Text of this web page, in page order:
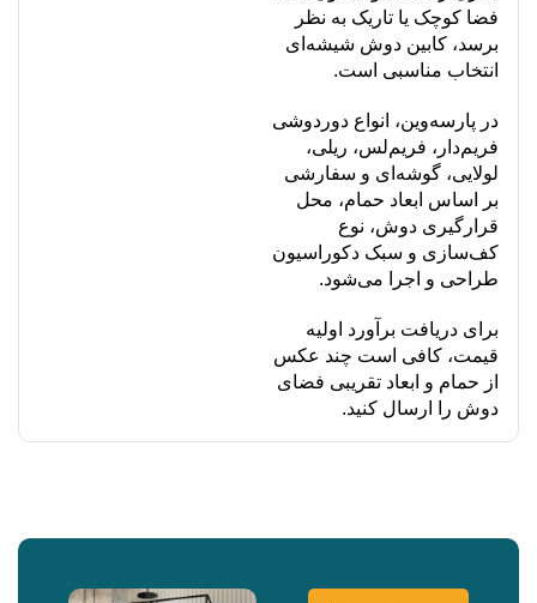
فضا کوچک یا تاریک به نظر
برسد، کابین دوش شیشه‌ای
انتخاب مناسبی است.
در پارسه‌وین، انواع دوردوشی
فریم‌دار، فریم‌لس، ریلی،
لولایی، گوشه‌ای و سفارشی
بر اساس ابعاد حمام، محل
قرارگیری دوش، نوع
کف‌سازی و سبک دکوراسیون
طراحی و اجرا می‌شود.
برای دریافت برآورد اولیه
قیمت، کافی است چند عکس
از حمام و ابعاد تقریبی فضای
دوش را ارسال کنید.